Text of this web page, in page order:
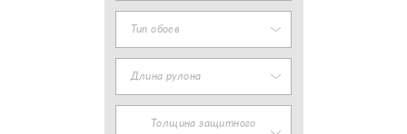
Тип обоев
Длина рулона
Толщина защитного